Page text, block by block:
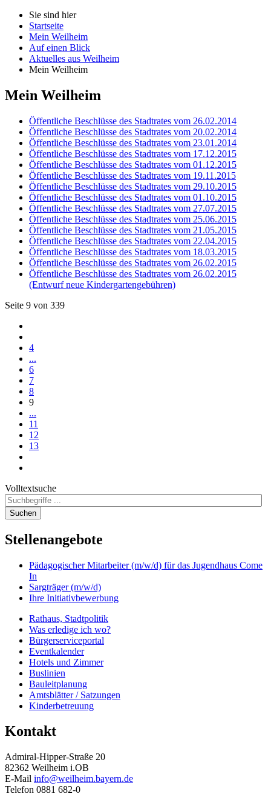
Sie sind hier
Startseite
Mein Weilheim
Auf einen Blick
Aktuelles aus Weilheim
Mein Weilheim
Mein Weilheim
Öffentliche Beschlüsse des Stadtrates vom 26.02.2014
Öffentliche Beschlüsse des Stadtrates vom 20.02.2014
Öffentliche Beschlüsse des Stadtrates vom 23.01.2014
Öffentliche Beschlüsse des Stadtrates vom 17.12.2015
Öffentliche Beschlüsse des Stadtrates vom 01.12.2015
Öffentliche Beschlüsse des Stadtrates vom 19.11.2015
Öffentliche Beschlüsse des Stadtrates vom 29.10.2015
Öffentliche Beschlüsse des Stadtrates vom 01.10.2015
Öffentliche Beschlüsse des Stadtrates vom 27.07.2015
Öffentliche Beschlüsse des Stadtrates vom 25.06.2015
Öffentliche Beschlüsse des Stadtrates vom 21.05.2015
Öffentliche Beschlüsse des Stadtrates vom 22.04.2015
Öffentliche Beschlüsse des Stadtrates vom 18.03.2015
Öffentliche Beschlüsse des Stadtrates vom 26.02.2015
Öffentliche Beschlüsse des Stadtrates vom 26.02.2015
(Entwurf neue Kindergartengebühren)
Seite 9 von 339
4
...
6
7
8
9
...
11
12
13
Volltextsuche
Suchen
Stellenangebote
Pädagogischer Mitarbeiter (m/w/d) für das Jugendhaus Come
In
Sargträger (m/w/d)
Ihre Initiativbewerbung
Rathaus, Stadtpolitik
Was erledige ich wo?
Bürgerserviceportal
Eventkalender
Hotels und Zimmer
Buslinien
Bauleitplanung
Amtsblätter / Satzungen
Kinderbetreuung
Kontakt
Admiral-Hipper-Straße 20
82362 Weilheim i.OB
E-Mail info@weilheim.bayern.de
Telefon 0881 682-0